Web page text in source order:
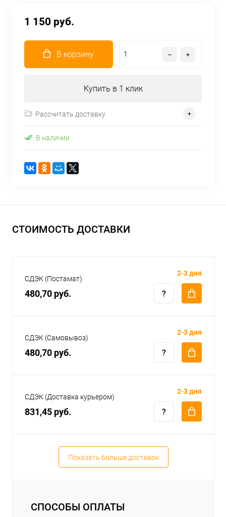
1 150 руб.
В корзину
Купить в 1 клик
Рассчитать доставку
В наличии
СТОИМОСТЬ ДОСТАВКИ
СДЭК (Постамат)
480,70 руб.
2-3 дня
СДЭК (Самовывоз)
480,70 руб.
2-3 дня
СДЭК (Доставка курьером)
831,45 руб.
2-3 дня
Показать больше доставок
СПОСОБЫ ОПЛАТЫ